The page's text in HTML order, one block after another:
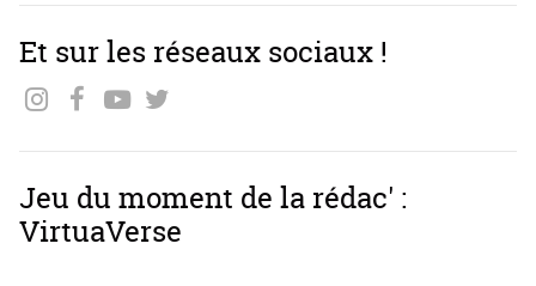
Et sur les réseaux sociaux !
Jeu du moment de la rédac' :
VirtuaVerse